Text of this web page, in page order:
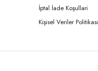
İptal İade Koşullari
Kişisel Veriler Politikası